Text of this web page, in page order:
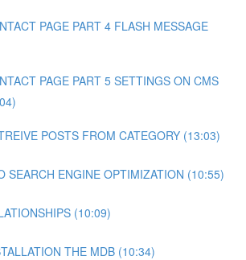
PAGE PART 4 FLASH MESSAGE
PAGE PART 5 SETTINGS ON CMS
POSTS FROM CATEGORY (13:03)
SEARCH ENGINE OPTIMIZATION (10:55)
(10:09)
THE MDB (10:34)